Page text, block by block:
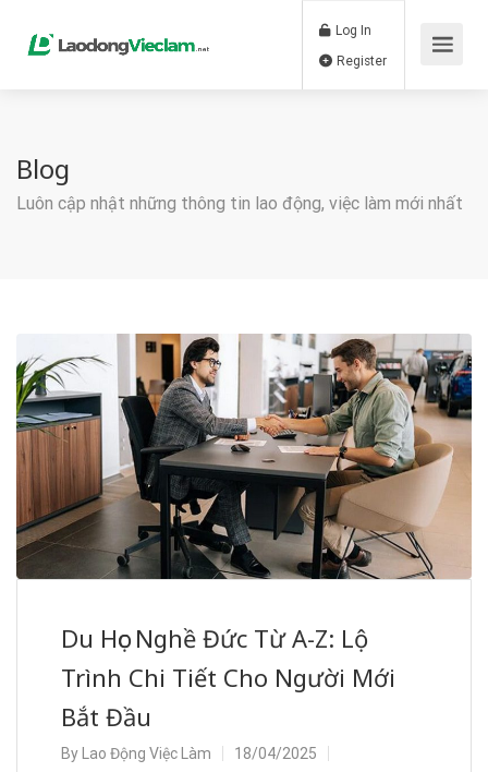
Log In
Blog
Luôn cập nhật những thông tin lao động, việc làm mới nhất
Du Học Nghề Đức Từ A-Z: Lộ
Trình Chi Tiết Cho Người Mới
Bắt Đầu
By Lao Động Việc Làm
18/04/2025